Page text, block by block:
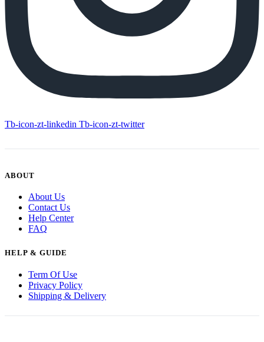
Tb-icon-zt-linkedin Tb-icon-zt-twitter
ABOUT
About Us
Contact Us
Help Center
FAQ
HELP & GUIDE
Term Of Use
Privacy Policy
Shipping & Delivery